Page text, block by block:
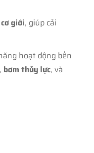
giới, giúp cải
hoạt động bền
, bơm thủy lực, và